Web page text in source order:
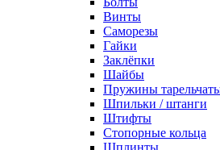
Винты
Саморезы
Гайки
Заклёпки
Шайбы
Пружины
Шпильки / штанги
Штифты
Стопорные кольца
Шплинты